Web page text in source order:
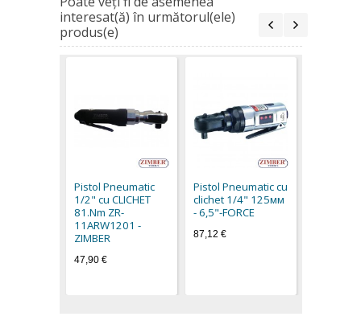
interesat(ă) în următorul(ele)
produs(e)
Pistol Pneumatic
1/2" cu CLICHET
81.Nm ZR-
11ARW1201 -
ZIMBER
47,90 €
Pistol Pneumatic cu
clichet 1/4" 125мм
- 6,5"-FORCE
87,12 €